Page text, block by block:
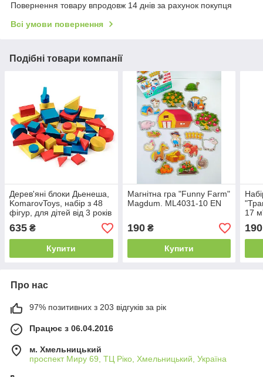
Повернення товару впродовж 14 днів за рахунок покупця
Всі умови повернення
Подібні товари компанії
Дерев'яні блоки Дьенеша,
KomarovToys, набір з 48
фігур, для дітей від 3 років
635 ₴
Купити
Магнітна гра "Funny Farm"
Magdum. ML4031-10 EN
190₴
Купити
17
190
Про нас
97% позитивних з 203 відгуків за рік
Працює з 06.04.2016
м. Хмельницький
проспект Миру 69, ТЦ Ріко, Хмельницький, Україна